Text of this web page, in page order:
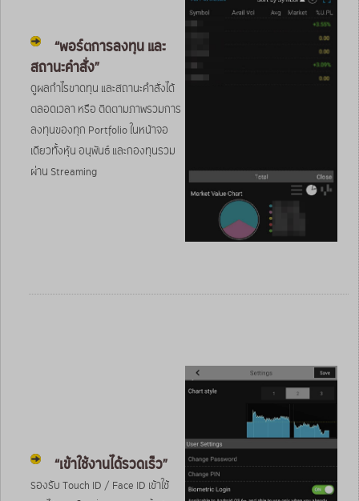
“พอร์ตการลงทุน และ
สถานะคำสั่ง”
ดูผลกำไรขาดทุน และสถานะคำสั่งได้
ตลอดเวลา หรือ ติดตามภาพรวมการ
ลงทุนของทุก Portfolio ในหน้าจอ
เดียวทั้งหุ้น อนุพันธ์ และกองทุนรวม
ผ่าน Streaming
“เข้าใช้งานได้รวดเร็ว”
รองรับ Touch ID / Face ID เข้าใช้